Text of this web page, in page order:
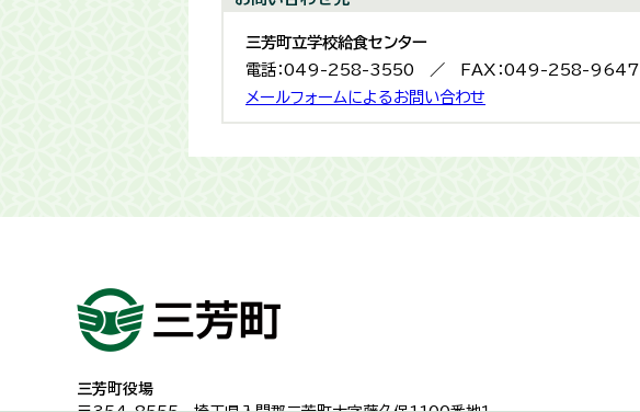
三芳町立学校給食センター
電話：049-258-3550 ／ FAX：049-258-9647
メールフォームによるお問い合わせ
三芳町役場